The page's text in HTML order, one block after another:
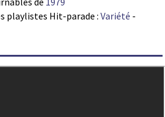
playlistes Hit-parade : Variété -